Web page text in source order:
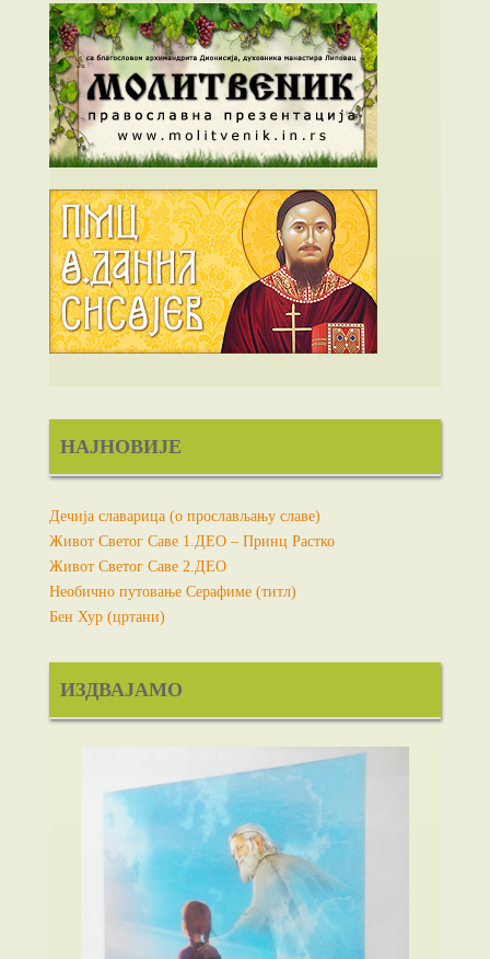
НАЈНОВИЈЕ
Дечија славарица (о прослављању славе)
Живот Светог Саве 1.ДЕО – Принц Растко
Живот Светог Саве 2.ДЕО
Необично путовање Серафиме (титл)
Бен Хур (цртани)
ИЗДВАЈАМО